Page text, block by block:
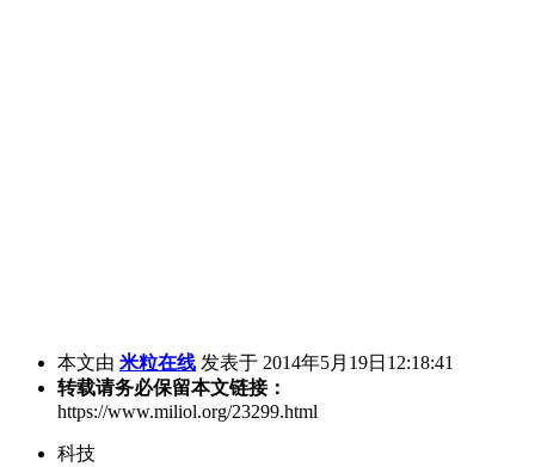
本文由 米粒在线 发表于 2014年5月19日12:18:41
转载请务必保留本文链接：
https://www.miliol.org/23299.html
科技